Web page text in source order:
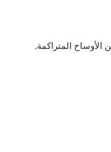
الأوساخ المتراكمة.